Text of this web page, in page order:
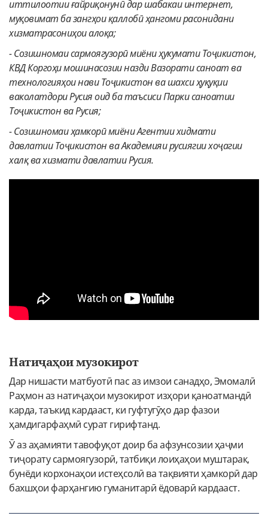
иттилоотии ғайриқонунӣ дар шабакаи интернет,
муқовимат ба зангҳои қаллобӣ ҳангоми расонидани
хизматрасониҳои алоқа;
-Созишномаи сармоягузорӣ миёни ҳукумати Тоҷикистон,
КВД Коргоҳи мошинасозии назди Вазорати саноат ва
технологияҳои нави Тоҷикистон ва шахси ҳуқуқии
ваколатдори Русия оид ба таъсиси Парки саноатии
Тоҷикистон ва Русия;
-Созишномаи ҳамкорӣ миёни Агентии хидмати
давлатии Тоҷикистон ва Академияи русиягии хоҷагии
халқ ва хизмати давлатии Русия.
Натиҷаҳои музокирот
Дар нишасти матбуотӣ пас аз имзои санадҳо, Эмомалӣ
Раҳмон аз натиҷаҳои музокирот изҳори қаноатмандӣ
карда, таъкид кардааст, ки гуфтугӯҳо дар фазои
ҳамдигарфаҳмӣ сурат гирифтанд.
Ӯ аз аҳамияти тавофуқот доир ба афзунсозии ҳаҷми
тиҷорату сармоягузорӣ, татбиқи лоиҳаҳои муштарак,
бунёди корхонаҳои истеҳсолӣ ва тақвияти ҳамкорӣ дар
бахшҳои фарҳангию гуманитарӣ ёдоварӣ кардааст.